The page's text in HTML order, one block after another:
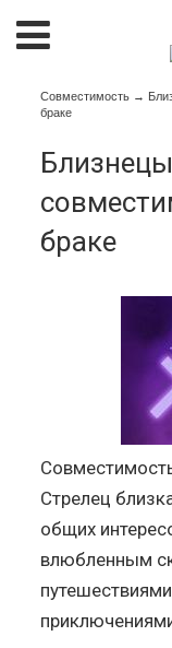
Совместимость →
браке
браке
Стрелец
общих
влюбленным